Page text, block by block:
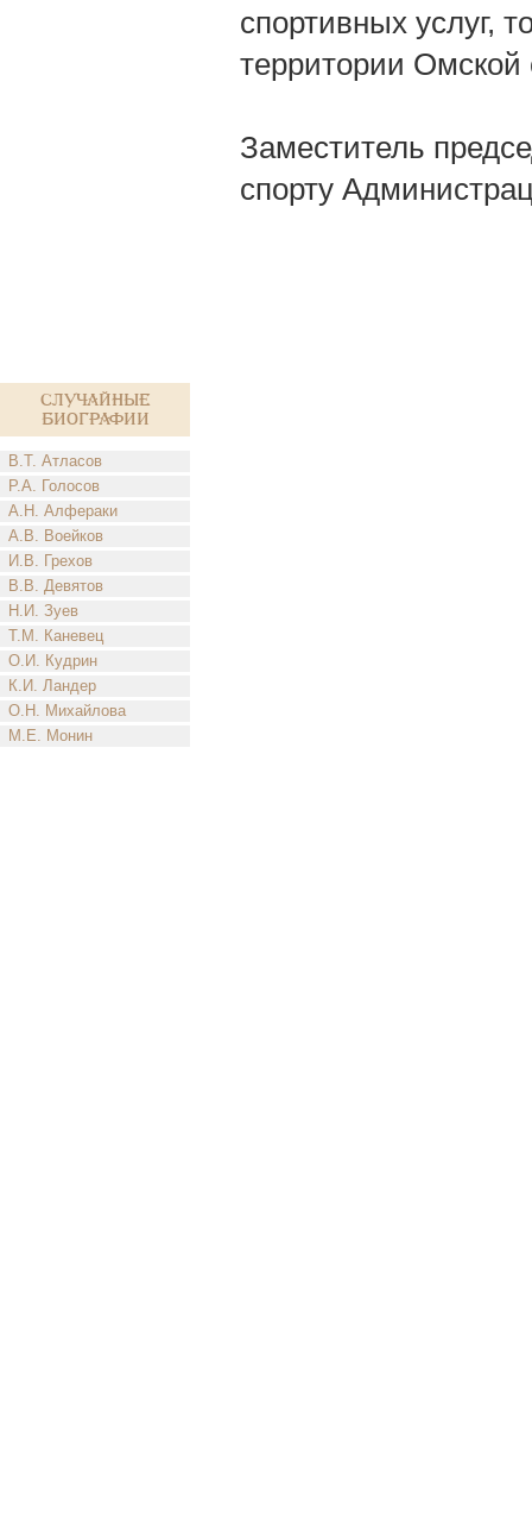
Случайные
биографии
В.Т. Атласов
Р.А. Голосов
А.Н. Алфераки
А.В. Воейков
И.В. Грехов
В.В. Девятов
Н.И. Зуев
Т.М. Каневец
О.И. Кудрин
К.И. Ландер
О.Н. Михайлова
М.Е. Монин
спортивных услуг,
территории Омской
Заместитель
спорту